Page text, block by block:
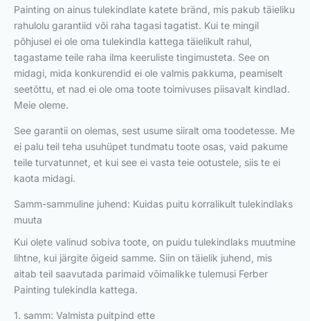
Painting on ainus tulekindlate katete bränd, mis pakub täieliku
rahulolu garantiid või raha tagasi tagatist. Kui te mingil
põhjusel ei ole oma tulekindla kattega täielikult rahul,
tagastame teile raha ilma keeruliste tingimusteta. See on
midagi, mida konkurendid ei ole valmis pakkuma, peamiselt
seetõttu, et nad ei ole oma toote toimivuses piisavalt kindlad.
Meie oleme.
See garantii on olemas, sest usume siiralt oma toodetesse. Me
ei palu teil teha usuhüpet tundmatu toote osas, vaid pakume
teile turvatunnet, et kui see ei vasta teie ootustele, siis te ei
kaota midagi.
Samm-sammuline juhend: Kuidas puitu korralikult tulekindlaks
muuta
Kui olete valinud sobiva toote, on puidu tulekindlaks muutmine
lihtne, kui järgite õigeid samme. Siin on täielik juhend, mis
aitab teil saavutada parimaid võimalikke tulemusi Ferber
Painting tulekindla kattega.
1. samm: Valmista puitpind ette